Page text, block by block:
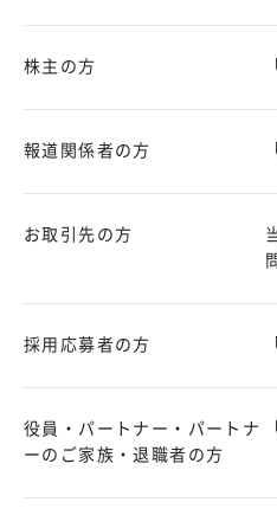
株主の方
報道関係者の方
お取引先の方
採用応募者の方
役員・パートナー・パートナ
ーのご家族・退職者の方